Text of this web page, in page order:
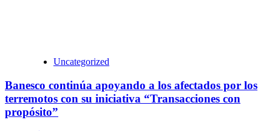
Uncategorized
Banesco continúa apoyando a los afectados por los
terremotos con su iniciativa “Transacciones con
propósito”